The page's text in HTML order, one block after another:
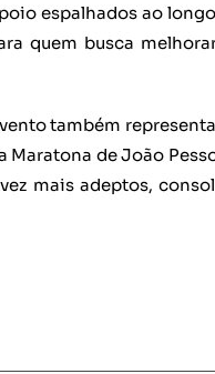
espalhados ao
quem busca
também
de João
mais adeptos,